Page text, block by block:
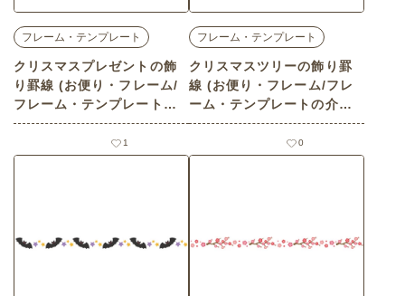
フレーム・テンプレート
クリスマスプレゼントの飾
り罫線 (お便り・フレーム/
フレーム・テンプレートの
介護イラスト素材)
1
フレーム・テンプレート
クリスマスツリーの飾り罫
線 (お便り・フレーム/フレ
ーム・テンプレートの介護
イラスト素材)
0